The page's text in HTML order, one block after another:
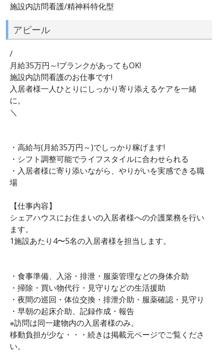
施設内訪問看護/精神科特化型
アピール
/
月給35万円～!ブランクがあってもOK!
施設内訪問看護のお仕事です!
入居者様一人ひとりにしっかり寄り添えるケアを一緒
に。
＼
・高給与(月給35万円～)でしっかり稼げます!
・シフト調整可能でライフスタイルに合わせられる
・入居者様に寄り添いながら、やりがいを実感できる職
場
【仕事内容】
シェアハウスにお住まいの入居者様への介護業務を行い
ます。
1施設あたり4〜5名の入居者様を担当します。
・食事準備、入浴・排泄・服薬管理などの身体介助
・掃除・買い物代行・見守りなどの生活援助
・夜間の巡回・体位交換・排泄介助・服薬確認・見守り
・早朝の起床介助、記録作成・報告
※訪問は同一建物内の入居者様のみ。
移動負担が少な・・・続きは掲載元ページでご覧くださ
い。